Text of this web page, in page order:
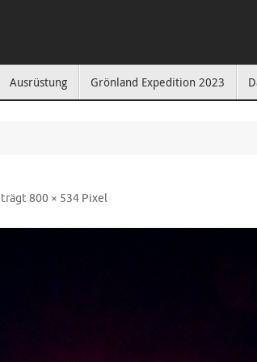
Ausrüstung Grönland Expedition 2023
800 × 534Pixel